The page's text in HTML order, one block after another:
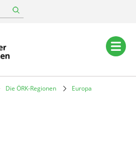
Die ÖRK-Regionen
Europa